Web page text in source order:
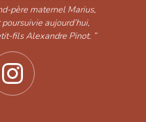
père maternel Marius,
aujourd’hui,
fils Alexandre Pinot. ”